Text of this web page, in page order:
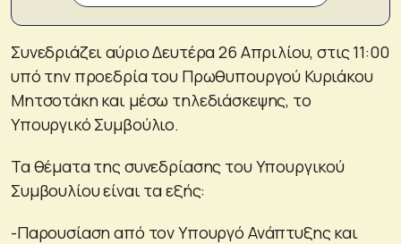
Συνεδριάζει αύριο Δευτέρα 26 Απριλίου, στις 11:00
υπό την προεδρία του Πρωθυπουργού Κυριάκου
Μητσοτάκη και μέσω τηλεδιάσκεψης, το
Υπουργικό Συμβούλιο.
Τα θέματα της συνεδρίασης του Υπουργικού
Συμβουλίου είναι τα εξής:
-Παρουσίαση από τον Υπουργό Ανάπτυξης και